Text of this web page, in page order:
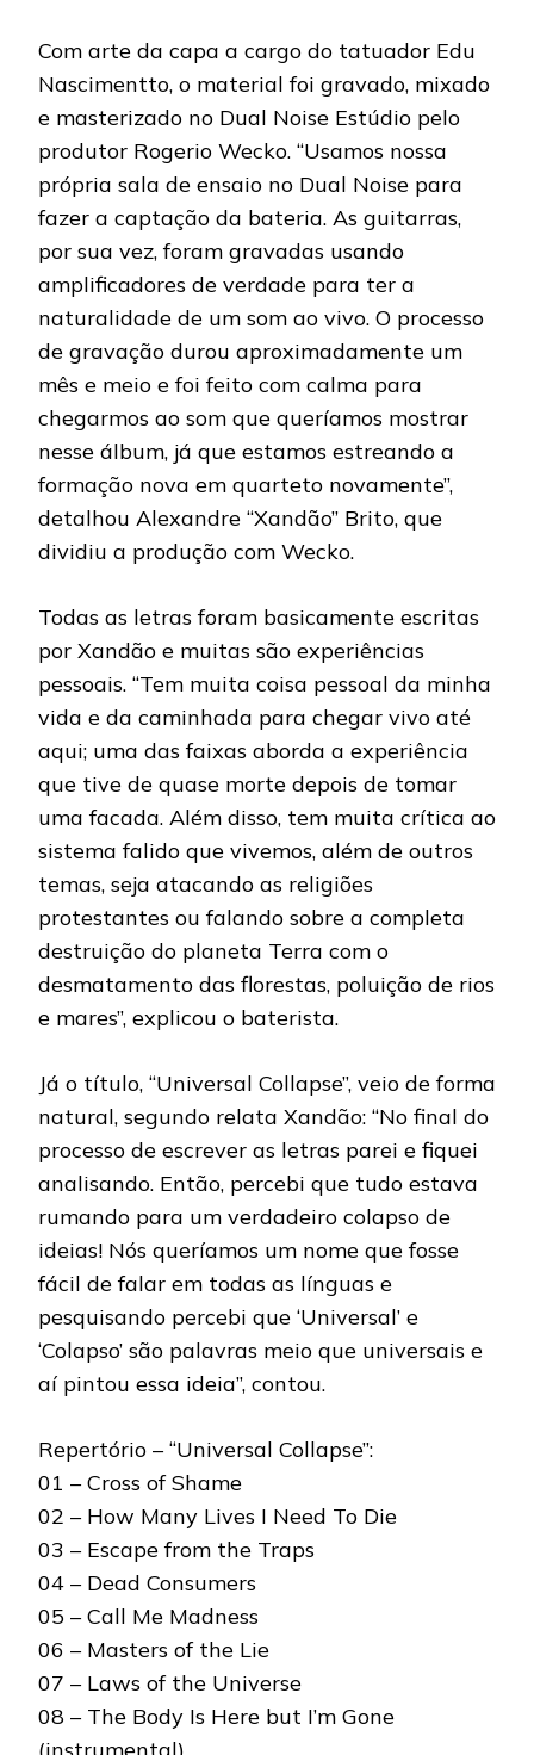
Com arte da capa a cargo do tatuador Edu
Nascimentto, o material foi gravado, mixado
e masterizado no Dual Noise Estúdio pelo
produtor Rogerio Wecko. “Usamos nossa
própria sala de ensaio no Dual Noise para
fazer a captação da bateria. As guitarras,
por sua vez, foram gravadas usando
amplificadores de verdade para ter a
naturalidade de um som ao vivo. O processo
de gravação durou aproximadamente um
mês e meio e foi feito com calma para
chegarmos ao som que queríamos mostrar
nesse álbum, já que estamos estreando a
formação nova em quarteto novamente”,
detalhou Alexandre “Xandão” Brito, que
dividiu a produção com Wecko.
Todas as letras foram basicamente escritas
por Xandão e muitas são experiências
pessoais. “Tem muita coisa pessoal da minha
vida e da caminhada para chegar vivo até
aqui; uma das faixas aborda a experiência
que tive de quase morte depois de tomar
uma facada. Além disso, tem muita crítica ao
sistema falido que vivemos, além de outros
temas, seja atacando as religiões
protestantes ou falando sobre a completa
destruição do planeta Terra com o
desmatamento das florestas, poluição de rios
e mares”, explicou o baterista.
Já o título, “Universal Collapse”, veio de forma
natural, segundo relata Xandão: “No final do
processo de escrever as letras parei e fiquei
analisando. Então, percebi que tudo estava
rumando para um verdadeiro colapso de
ideias! Nós queríamos um nome que fosse
fácil de falar em todas as línguas e
pesquisando percebi que ‘Universal’ e
‘Colapso’ são palavras meio que universais e
aí pintou essa ideia”, contou.
Repertório – “Universal Collapse”:
01 – Cross of Shame
02 – How Many Lives I Need To Die
03 – Escape from the Traps
04 – Dead Consumers
05 – Call Me Madness
06 – Masters of the Lie
07 – Laws of the Universe
08 – The Body Is Here but I’m Gone
(instrumental)